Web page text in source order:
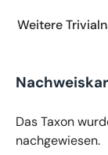
Weitere
Das Taxon
nachgewiesen.